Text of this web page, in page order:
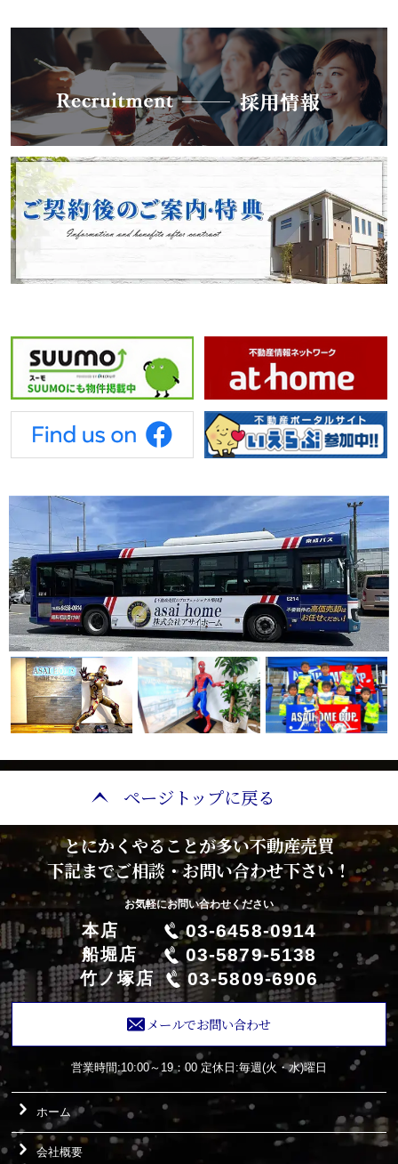
ページトップに戻る
とにかくやることが多い不動産売買
下記までご相談・お問い合わせ下さい！
お気軽にお問い合わせください
本店 03-6458-0914
船堀店 03-5879-5138
竹ノ塚店 03-5809-6906
メールでお問い合わせ
営業時間:10:00～19：00 定休日:毎週(火・水)曜日
ホーム
会社概要